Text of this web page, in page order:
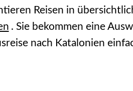
Reisen in
. Sie bekommen eine
nach Katalonien